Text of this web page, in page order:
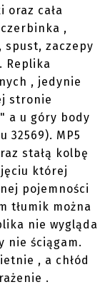
oraz cała
,
spust, zaczepy
Replika
, jedynie
stronie
" a u góry body
32569). MP5
stałą kolbę
której
pojemności
tłumik można
nie wygląda
nie ściągam.
, a chłód
.